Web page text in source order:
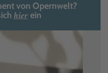
von Opernwelt?
hierein